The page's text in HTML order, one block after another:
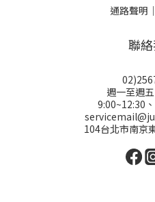
通路聲明
聯
週一至週
9:00~12:30
104台北市南京